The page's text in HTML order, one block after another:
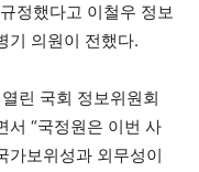
정했다고 이철우 정보
기 의원이 전했다.
린 국회 정보위원회
서 “국정원은 이번 사
가보위성과 외무성이